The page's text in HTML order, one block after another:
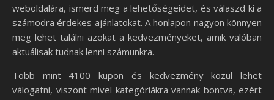
weboldalára, ismerd meg a lehetőségeidet, és válaszd ki a
számodra érdekes ajánlatokat. A honlapon nagyon könnyen
meg lehet találni azokat a kedvezményeket, amik valóban
aktuálisak tudnak lenni számunkra.
Több mint 4100 kupon és kedvezmény közül lehet
válogatni, viszont mivel kategóriákra vannak bontva, ezért